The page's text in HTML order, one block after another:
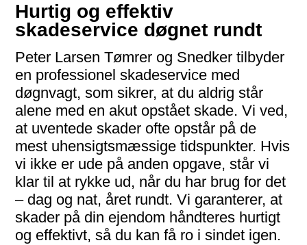
Hurtig og effektiv
skadeservice døgnet rundt
Peter Larsen Tømrer og Snedker tilbyder
en professionel skadeservice med
døgnvagt, som sikrer, at du aldrig står
alene med en akut opstået skade. Vi ved,
at uventede skader ofte opstår på de
mest uhensigtsmæssige tidspunkter. Hvis
vi ikke er ude på anden opgave, står vi
klar til at rykke ud, når du har brug for det
– dag og nat, året rundt. Vi garanterer, at
skader på din ejendom håndteres hurtigt
og effektivt, så du kan få ro i sindet igen.